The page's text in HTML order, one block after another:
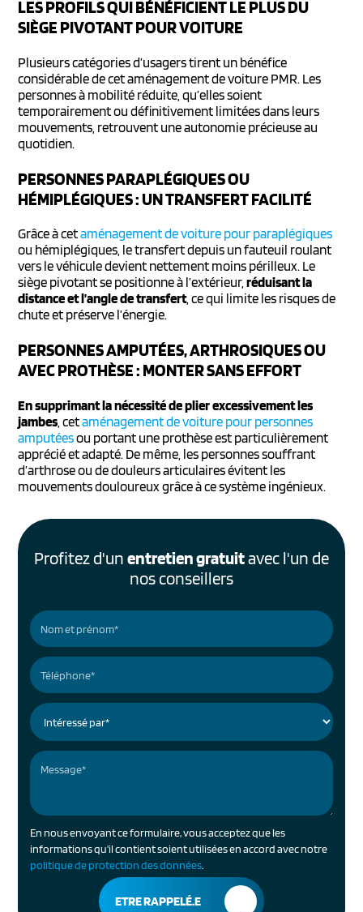
LES PROFILS QUI BÉNÉFICIENT LE PLUS DU
SIÈGE PIVOTANT POUR VOITURE
Plusieurs catégories d’usagers tirent un bénéfice
considérable de cet aménagement de voiture PMR. Les
personnes à mobilité réduite, qu’elles soient
temporairement ou définitivement limitées dans leurs
mouvements, retrouvent une autonomie précieuse au
quotidien.
PERSONNES PARAPLÉGIQUES OU
HÉMIPLÉGIQUES : UN TRANSFERT FACILITÉ
Grâce à cetaménagement de voiture pour paraplégiques
ou hémiplégiques, le transfert depuis un fauteuil roulant
vers le véhicule devient nettement moins périlleux. Le
siège pivotant se positionne à l’extérieur,réduisant la
distance et l’angle de transfert, ce qui limite les risques de
chute et préserve l’énergie.
PERSONNES AMPUTÉES, ARTHROSIQUES OU
AVEC PROTHÈSE : MONTER SANS EFFORT
En supprimant la nécessité de plier excessivement les
jambes, cetaménagement de voiture pour personnes
amputéesou portant une prothèse est particulièrement
apprécié et adapté. De même, les personnes souffrant
d’arthrose ou de douleurs articulaires évitent les
mouvements douloureux grâce à ce système ingénieux.
Profitez d'un entretien gratuitavec l'un de
nos conseillers
En nous envoyant ce formulaire, vous acceptez que les
informations qu'il contient soient utilisées en accord avec notre
politique de protection des données